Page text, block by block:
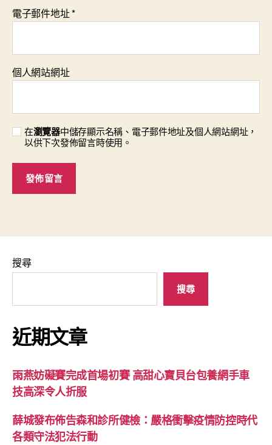
電子郵件地址*
個人網站網址
在瀏覽器中儲存顯示名稱、電子郵件地址及個人網站網址，
以供下次發佈留言時使用。
搜尋
搜尋
近期文章
雨燕妨礙賽完成首場初賽 高甜心寶貝台包養網手車
技高深令人折服
薛城發布佈告森和診所健檢：嚴格衝擊疫情防控時代
各類守法犯法行動